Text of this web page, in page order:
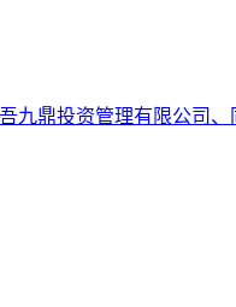
九鼎投资管理有限公司